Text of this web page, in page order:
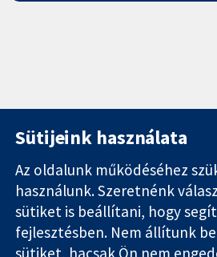
Hiteles
bizonyíték.
11-13 Cavendish
Square
London
W1G 0AN
Sütijeink használata
Az oldalunk működéséhez
használunk. Szeretnénk
sütiket is beállítani, hogy
fejlesztésben. Nem állítunk
sütiket, hacsak Ön nem